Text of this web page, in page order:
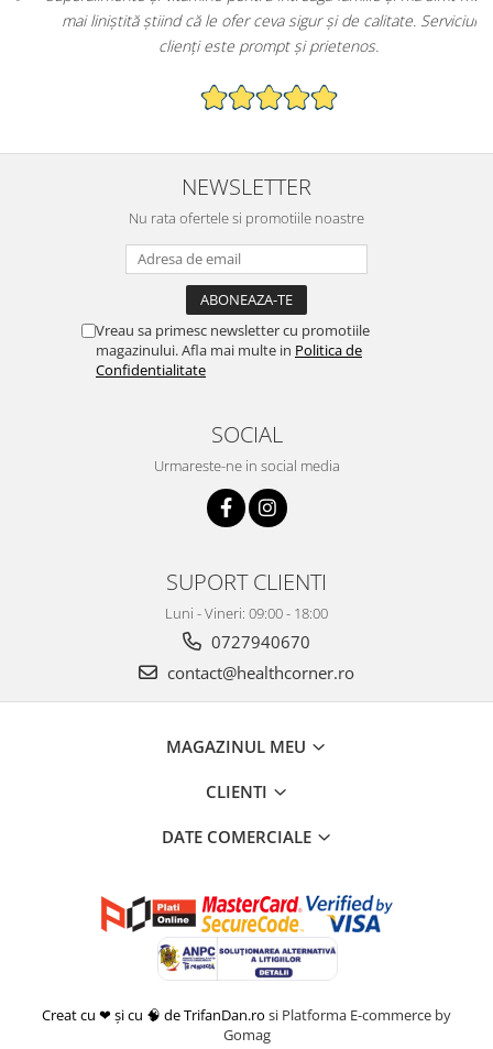
mai liniștită știind că le ofer ceva sigur și de calitate. Serviciul
clienți este prompt și prietenos.
NEWSLETTER
Nu rata ofertele si promotiile noastre
Vreau sa primesc newsletter cu promotiile
magazinului. Afla mai multe in Politica de
Confidentialitate
SOCIAL
Urmareste-ne in social media
SUPORT CLIENTI
Luni - Vineri: 09:00 - 18:00
0727940670
contact@healthcorner.ro
MAGAZINUL MEU
CLIENTI
DATE COMERCIALE
Creat cu ❤ și cu 🧠 de TrifanDan.ro si Platforma E-commerce by
Gomag